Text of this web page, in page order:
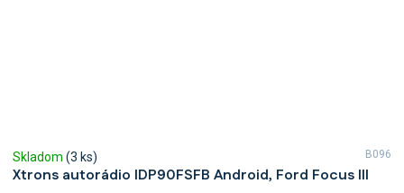
Xtrons autorádio IDP90FSFB Android, Ford Focus III
Skladom (3 ks) B096